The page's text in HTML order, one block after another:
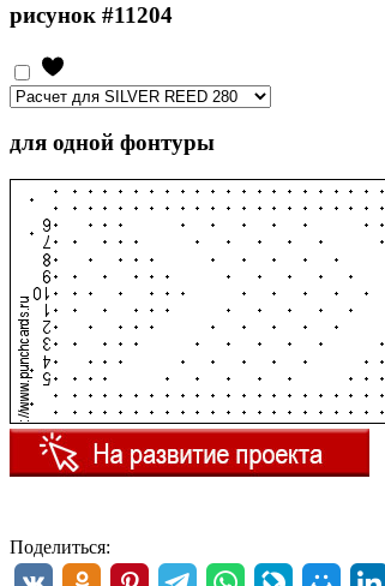
рисунок #11204
для одной фонтуры
Поделиться: